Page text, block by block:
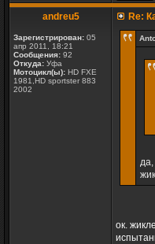
andreu5
Зарегистрирован: 05
апр 2011, 18:21
Сообщения: 92
Откуда: Уфа
Мотоцикл(ы): HD FXE
1981,HD sportster 883
2002
Re:
да,
ок.